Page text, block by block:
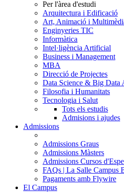
Per l'àrea d'estudi
Arquitectura i Edificació
Art, Animació i
Enginyeries TIC
Informàtica
Intel·ligència Artificial
Business i Management
MBA
Direcció de Projectes
Data Science & Big Data
Filosofia i Humanitats
Tecnologia i Salut
Tots els estudis
Admisions i ajudes
Admissions
Admissions Graus
Admissions Màsters
Admissions Cursos
FAQs | La Salle Campus
Pagaments amb Flywire
El Campus